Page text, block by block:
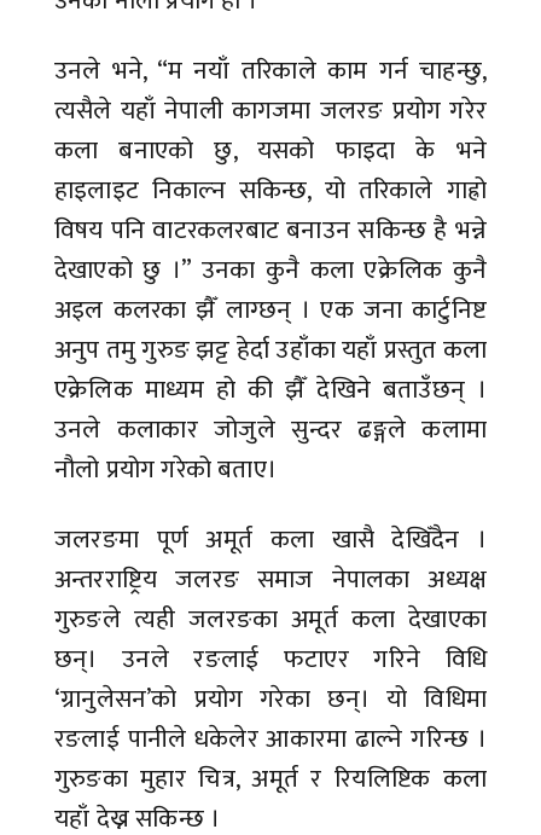
उनले भने, “म नयाँ तरिकाले काम गर्न चाहन्छु,
त्यसैले यहाँ नेपाली कागजमा जलरङ प्रयोग गरेर
कला बनाएको छु, यसको फाइदा के भने
हाइलाइट निकाल्न सकिन्छ, यो तरिकाले गाह्रो
विषय पनि वाटरकलरबाट बनाउन सकिन्छ है भन्ने
देखाएको छु ।” उनका कुनै कला एक्रेलिक कुनै
अइल कलरका झैँ लाग्छन् । एक जना कार्टुनिष्ट
अनुप तमु गुरुङ झट्ट हेर्दा उहाँका यहाँ प्रस्तुत कला
एक्रेलिक माध्यम हो की झैँ देखिने बताउँछन् ।
उनले कलाकार जोजुले सुन्दर ढङ्गले कलामा
नौलो प्रयोग गरेको बताए।
जलरङमा पूर्ण अमूर्त कला खासै देखिँदैन ।
अन्तरराष्ट्रिय जलरङ समाज नेपालका अध्यक्ष
गुरुङले त्यही जलरङका अमूर्त कला देखाएका
छन्। उनले रङलाई फटाएर गरिने विधि
‘ग्रानुलेसन’को प्रयोग गरेका छन्। यो विधिमा
रङलाई पानीले धकेलेर आकारमा ढाल्ने गरिन्छ ।
गुरुङका मुहार चित्र, अमूर्त र रियलिष्टिक कला
यहाँ देख्न सकिन्छ ।